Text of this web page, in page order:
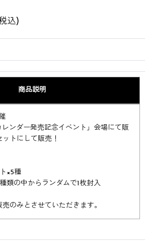
込)
商品説明
レンダー発売記念イベント」会場にて販
トにして販売！
×5種
類の中からランダムで1枚封入
のみとさせていただきます。